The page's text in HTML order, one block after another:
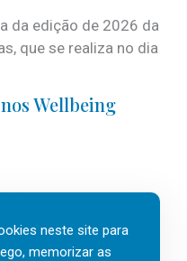
da edição de 2026 da
que se realiza no dia
Wellbeing
de regresso aos
Top Wellbeing 2026.
neste site para
memorizar as